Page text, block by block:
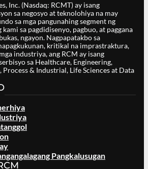
Inc. (Nasdaq: RCMT) ay isang
sa negosyo at teknolohiya na may
sa mga pangunahing segment ng
sa pagdidisenyo, pagbuo, at paggana
ngayon. Nagpapatakbo sa
kritikal na imprastraktura,
industriya, ang RCM ay isang
sa Healthcare, Engineering,
Process & Industrial, Life Sciences at Data
Pangkalusugan